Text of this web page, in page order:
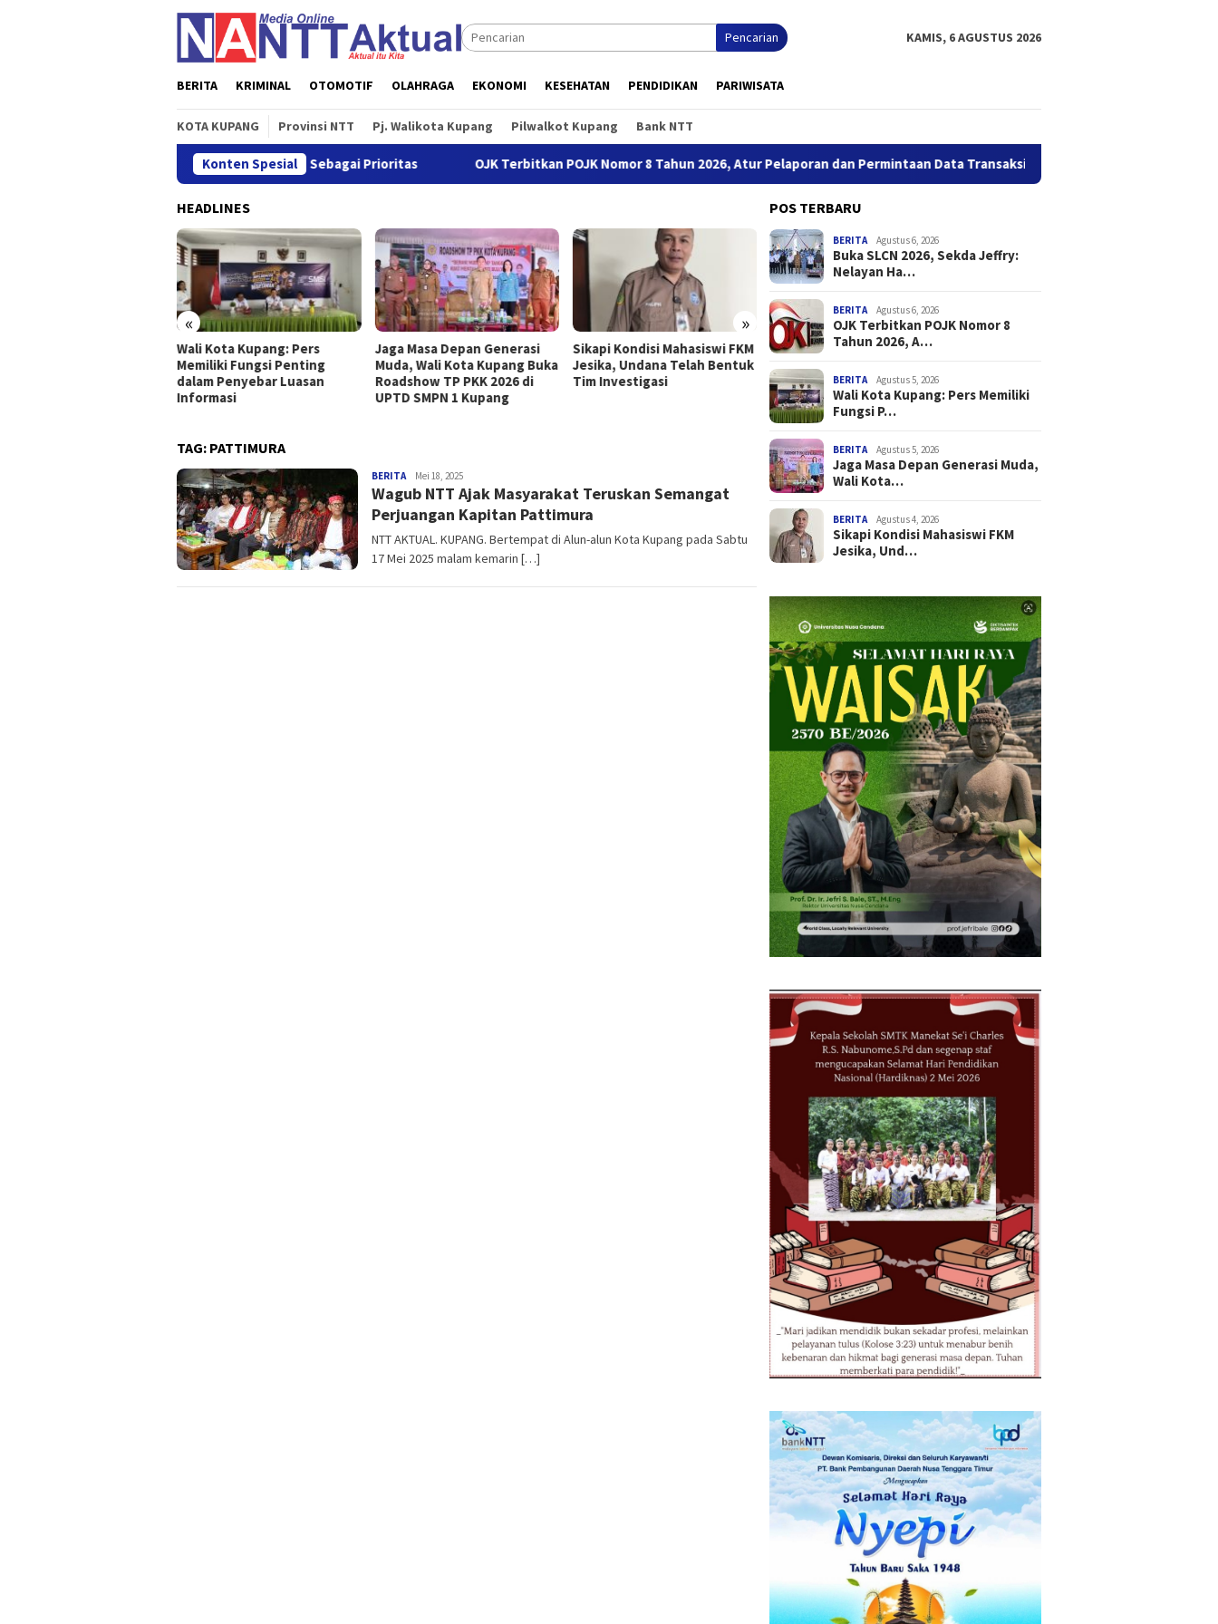
Pencarian KAMIS, 6 AGUSTUS 2026
BERITA KRIMINAL OTOMOTIF OLAHRAGA EKONOMI KESEHATAN PENDIDIKAN PARIWISATA
KOTA KUPANG Provinsi NTT Pj. Walikota Kupang Pilwalkot Kupang Bank NTT
Konten Spesial
Nelayan Harus Jadikan Keselamatan Sebagai Prioritas OJK Terbitkan POJK Nomor 8 Tahun 2026, Atur Pelaporan dan Permintaan Data Transaksi Industri Pindar
HEADLINES
« »
Wali Kota Kupang: Pers
Memiliki Fungsi Penting
dalam Penyebar Luasan
Informasi
Jaga Masa Depan Generasi
Muda, Wali Kota Kupang Buka
Roadshow TP PKK 2026 di
UPTD SMPN 1 Kupang
Sikapi Kondisi Mahasiswi FKM
Jesika, Undana Telah Bentuk
Tim Investigasi
Buka SLCN 2026, Sekda
Jeffry: Nelayan Harus Jadikan
Keselamatan Sebagai
Prioritas
Transaksi Industri Pindar
TAG: PATTIMURA
BERITANTT
AKTUAL
Mei 18, 2025
Wagub NTT Ajak Masyarakat Teruskan Semangat
Perjuangan Kapitan Pattimura
NTT AKTUAL. KUPANG. Bertempat di Alun-alun Kota Kupang pada Sabtu
17 Mei 2025 malam kemarin […]
POS TERBARU
BERITA Agustus 6, 2026
Buka SLCN 2026, Sekda Jeffry:
Nelayan Ha…
BERITA Agustus 6, 2026
OJK Terbitkan POJK Nomor 8
Tahun 2026, A…
BERITA Agustus 5, 2026
Wali Kota Kupang: Pers Memiliki
Fungsi P…
BERITA Agustus 5, 2026
Jaga Masa Depan Generasi Muda,
Wali Kota…
BERITA Agustus 4, 2026
Sikapi Kondisi Mahasiswi FKM
Jesika, Und…